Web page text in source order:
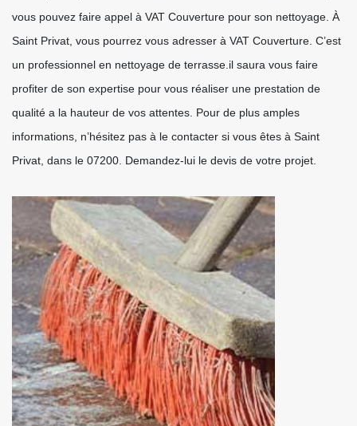
vous pouvez faire appel à VAT Couverture pour son nettoyage. À
Saint Privat, vous pourrez vous adresser à VAT Couverture. C’est
un professionnel en nettoyage de terrasse.il saura vous faire
profiter de son expertise pour vous réaliser une prestation de
qualité a la hauteur de vos attentes. Pour de plus amples
informations, n’hésitez pas à le contacter si vous êtes à Saint
Privat, dans le 07200. Demandez-lui le devis de votre projet.